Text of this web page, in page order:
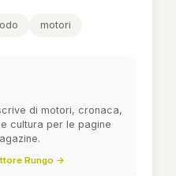
motori
di motori, cronaca,
cultura per le pagine
Rungo →